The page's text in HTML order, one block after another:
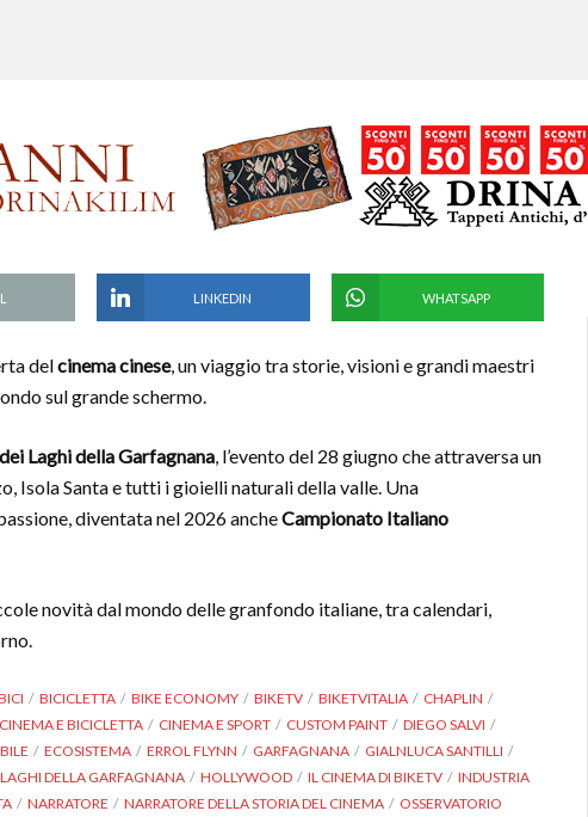
LINKEDIN WHATSAPP
delcinema cinese, un viaggio tra storie, visioni e grandi maestri
sul grande schermo.
Laghi della Garfagnana, l’evento del 28 giugno che attraversa un
Isola Santa e tutti i gioielli naturali della valle. Una
diventata nel 2026 ancheCampionato Italiano
novità dal mondo delle granfondo italiane, tra calendari,
BICICLETTA BIKE ECONOMY BIKETV BIKETVITALIA
CHAPLIN
CINEMA E BICICLETTA CINEMA E SPORT CUSTOM PAINT
DIEGO SALVI
ECOSISTEMA ERROL FLYNN GARFAGNANA
GIALNLUCA SANTILLI
DELLA GARFAGNANA HOLLYWOOD IL CINEMA DI BIKETV
INDUSTRIA
NARRATORE NARRATORE DELLA STORIA DEL CINEMA
OSSERVATORIO